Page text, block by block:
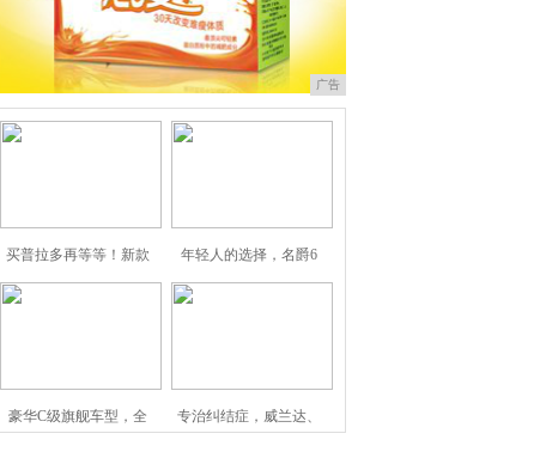
广告
买普拉多再等等！新款 年轻人的选择，名爵6
豪华C级旗舰车型，全 专治纠结症，威兰达、